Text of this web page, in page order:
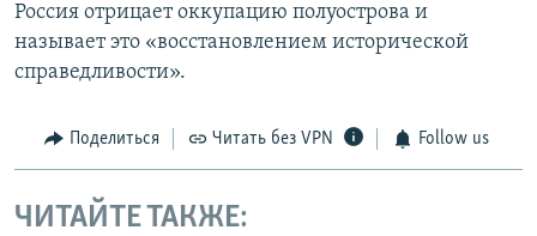
Россия отрицает оккупацию полуострова и
называет это «восстановлением исторической
справедливости».
Поделиться Читать без VPN Follow us
ЧИТАЙТЕ ТАКЖЕ: